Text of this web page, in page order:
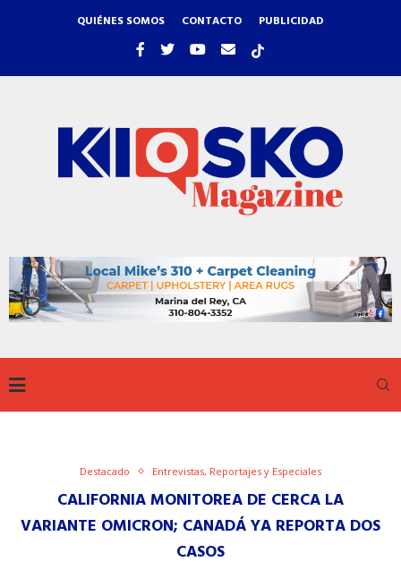
QUIÉNES SOMOS CONTACTO PUBLICIDAD
Destacado Entrevistas, Reportajes y Especiales
CALIFORNIA MONITOREA DE CERCA LA
VARIANTE OMICRON; CANADÁ YA REPORTA DOS
CASOS